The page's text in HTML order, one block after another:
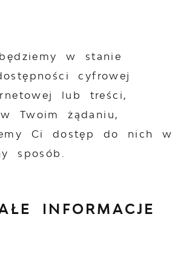
w stanie
cyfrowej
lub treści,
Twoim żądaniu,
Ci dostęp do nich w
sposób.
INFORMACJE